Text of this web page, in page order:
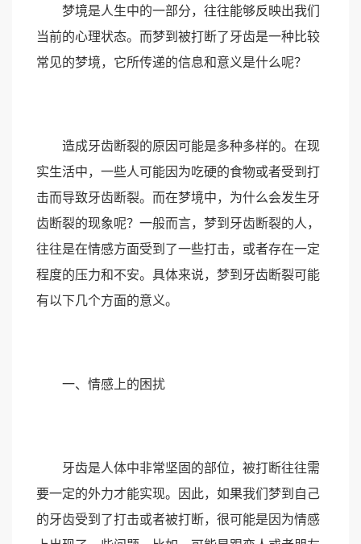
梦境是人生中的一部分，往往能够反映出我们
当前的心理状态。而梦到被打断了牙齿是一种比较
常见的梦境，它所传递的信息和意义是什么呢？
造成牙齿断裂的原因可能是多种多样的。在现
实生活中，一些人可能因为吃硬的食物或者受到打
击而导致牙齿断裂。而在梦境中，为什么会发生牙
齿断裂的现象呢？一般而言，梦到牙齿断裂的人，
往往是在情感方面受到了一些打击，或者存在一定
程度的压力和不安。具体来说，梦到牙齿断裂可能
有以下几个方面的意义。
一、情感上的困扰
牙齿是人体中非常坚固的部位，被打断往往需
要一定的外力才能实现。因此，如果我们梦到自己
的牙齿受到了打击或者被打断，很可能是因为情感